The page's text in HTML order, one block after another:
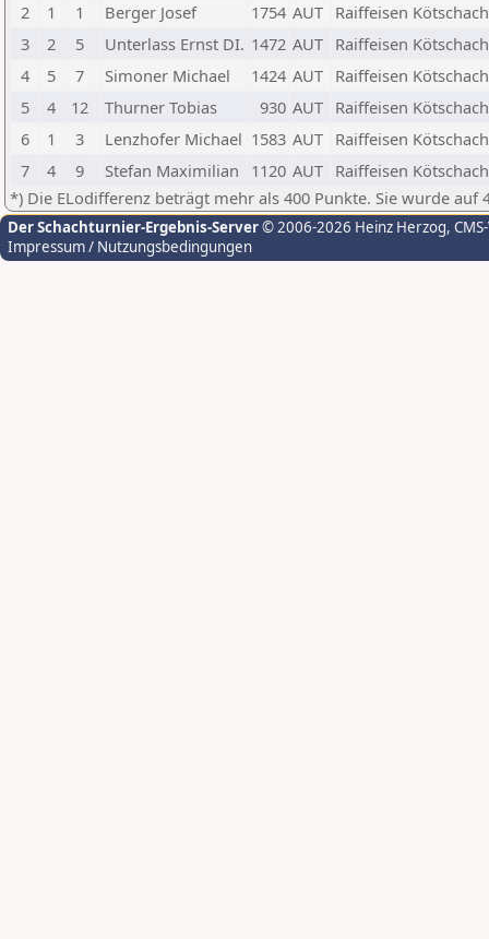
2
1 1 Berger Josef 1754 AUT Raiffeisen
3
2 5 Unterlass Ernst DI. 1472 AUT Raiffeisen
4
5 7 Simoner Michael 1424 AUT Raiffeisen
5
4 12 Thurner Tobias 930 AUT Raiffeisen
6
1 3 Lenzhofer Michael 1583 AUT Raiffeisen
7
4 9 Stefan Maximilian 1120 AUT Raiffeisen
*) Die ELodifferenz beträgt mehr als 400 Punkte. Sie wurde auf
Der Schachturnier-Ergebnis-Server© 2006-2026 Heinz Herzog,
Impressum / Nutzungsbedingungen